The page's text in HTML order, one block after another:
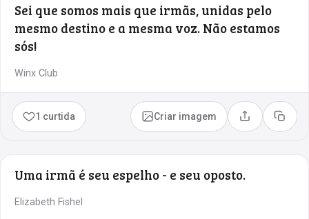
Sei que somos mais que irmãs, unidas pelo
mesmo destino e a mesma voz. Não estamos
sós!
Winx Club
1 curtida Criar imagem Compartilhar
Copiar
Uma irmã é seu espelho - e seu oposto.
Elizabeth Fishel